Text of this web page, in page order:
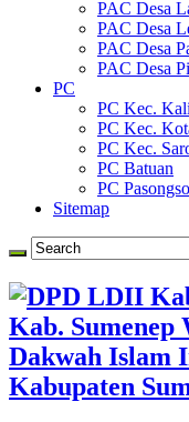
PAC Desa
PAC Desa
PAC Desa
PAC Desa
PC
PC Kec.
PC Kec.
PC Kec.
PC Batuan
PC
Sitemap
Kab. Sumenep
Dakwah Islam
Kabupaten